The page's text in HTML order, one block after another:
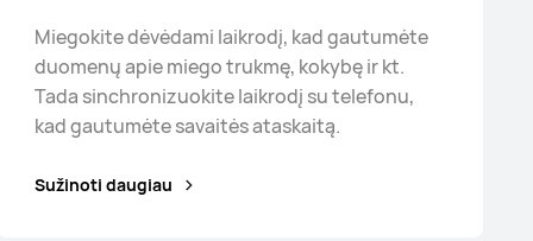
Miegokite dėvėdami laikrodį, kad gautumėte
duomenų apie miego trukmę, kokybę ir kt.
Tada sinchronizuokite laikrodį su telefonu,
kad gautumėte savaitės ataskaitą.
Sužinoti daugiau